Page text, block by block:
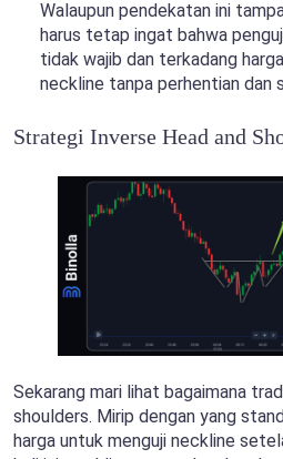
Walaupun pendekatan ini
harus tetap ingat bahwa
tidak wajib dan terkadang
neckline tanpa perhentian dan
Strategi Inverse Head and
Sekarang mari lihat bagaimana
shoulders. Mirip dengan yang
harga untuk menguji neckline